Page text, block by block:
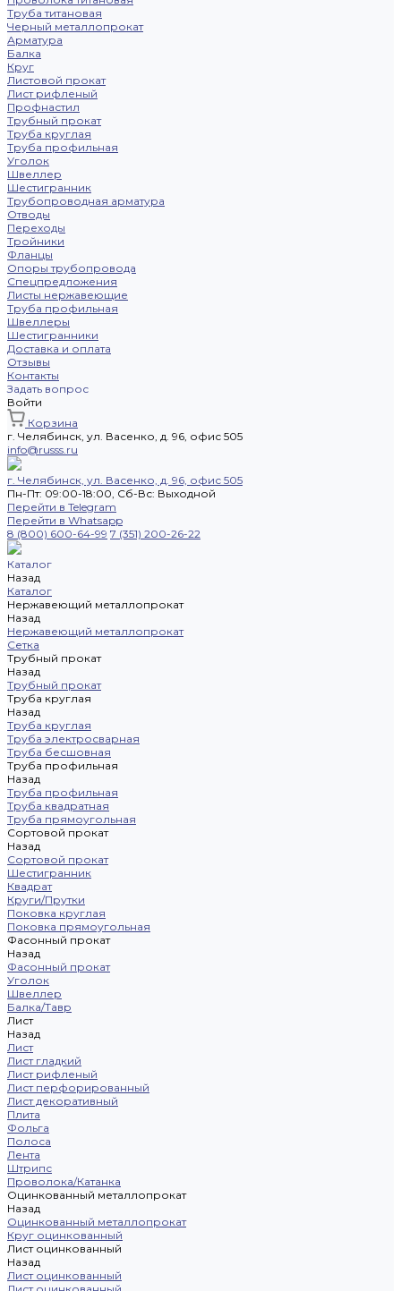
Труба титановая
Черный металлопрокат
Арматура
Балка
Круг
Листовой прокат
Лист рифленый
Профнастил
Трубный прокат
Труба круглая
Труба профильная
Уголок
Швеллер
Шестигранник
Трубопроводная арматура
Отводы
Переходы
Тройники
Фланцы
Опоры трубопровода
Спецпредложения
Листы нержавеющие
Труба профильная
Швеллеры
Шестигранники
Доставка и оплата
Отзывы
Контакты
Задать вопрос
Войти
Корзина
г. Челябинск, ул. Васенко, д. 96, офис 505
info@russs.ru
г. Челябинск, ул. Васенко, д. 96, офис 505
Пн-Пт: 09:00-18:00, Cб-Вс: Выходной
Перейти в Telegram
Перейти в Whatsapp
8 (800) 600-64-99 7 (351) 200-26-22
Каталог
Назад
Каталог
Нержавеющий металлопрокат
Назад
Нержавеющий металлопрокат
Сетка
Трубный прокат
Назад
Трубный прокат
Труба круглая
Назад
Труба круглая
Труба электросварная
Труба бесшовная
Труба профильная
Назад
Труба профильная
Труба квадратная
Труба прямоугольная
Сортовой прокат
Назад
Сортовой прокат
Шестигранник
Квадрат
Круги/Прутки
Поковка круглая
Поковка прямоугольная
Фасонный прокат
Назад
Фасонный прокат
Уголок
Швеллер
Балка/Тавр
Лист
Назад
Лист
Лист гладкий
Лист рифленый
Лист перфорированный
Лист декоративный
Плита
Фольга
Полоса
Лента
Штрипс
Проволока/Катанка
Оцинкованный металлопрокат
Назад
Оцинкованный металлопрокат
Круг оцинкованный
Лист оцинкованный
Назад
Лист оцинкованный